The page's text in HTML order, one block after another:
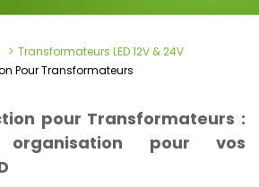
Transformateurs LED 12V & 24V
Pour Transformateurs
pour Transformateurs :
pour vos